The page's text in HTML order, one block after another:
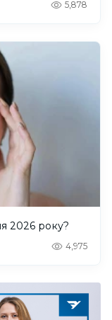
5,878
2026 року?
4,975